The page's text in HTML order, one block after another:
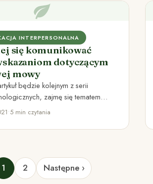
INTERPERSONALNA
się komunikować
dotyczącym
mowy
będzie kolejnym z serii
zajmę się tematem
mówimy do innych. To,…
•5 min czytania
1 2 Następne ›